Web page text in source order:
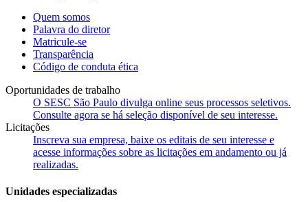
Quem somos
Palavra do diretor
Matricule-se
Transparência
Código de conduta ética
Oportunidades de trabalho
O SESC São Paulo divulga online seus processos seletivos.
Consulte agora se há seleção disponível de seu interesse.
Licitações
Inscreva sua empresa, baixe os editais de seu interesse e
acesse informações sobre as licitações em andamento ou já
realizadas.
Unidades especializadas